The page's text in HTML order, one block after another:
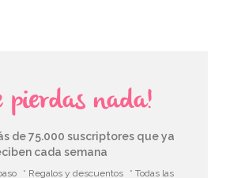
pierdas nada!
de 75.000 suscriptores que ya
cada semana
* Regalos y descuentos
* Todas las